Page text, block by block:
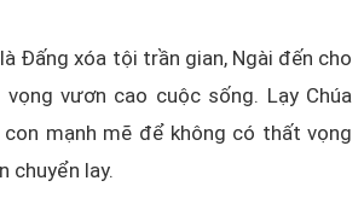
Đấng xóa tội trần gian, Ngài đến cho
vươn cao cuộc sống. Lạy Chúa
con mạnh mẽ để không có thất vọng
chuyển lay.